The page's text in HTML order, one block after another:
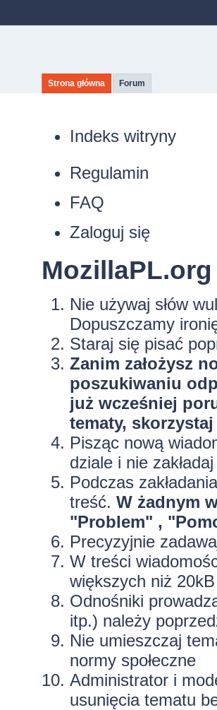
Strona główna Forum
Indeks witryny
Regulamin
FAQ
Zaloguj się
Nie używaj słów
Dopuszczamy
Staraj się pisać
Zanim założysz
poszukiwaniu
już wcześniej
tematy,
Pisząc nową
dziale i nie
Podczas
treść. W żadnym
"Problem" ,
Precyzyjnie
W treści
większych niż
Odnośniki
itp.) należy
Nie umieszczaj
normy społeczne
Administrator i
usunięcia tematu